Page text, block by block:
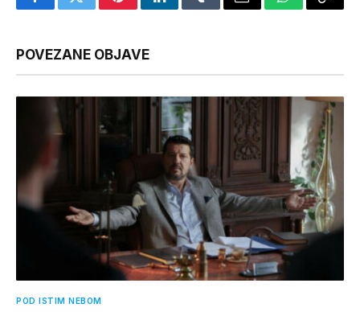
FacebookTwitterPinterestLinkedInTumblrEmail WhatsApp
Copy
POVEZANE OBJAVE
POD ISTIM NEBOM